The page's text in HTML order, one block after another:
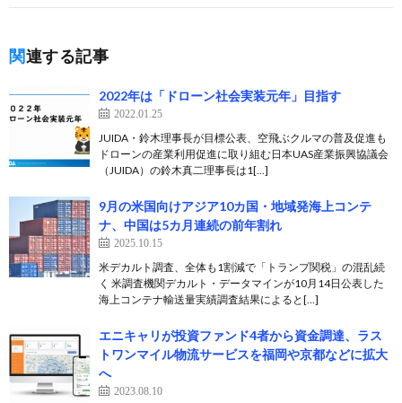
関連する記事
2022年は「ドローン社会実装元年」目指す
2022.01.25
JUIDA・鈴木理事長が目標公表、空飛ぶクルマの普及促進も
ドローンの産業利用促進に取り組む日本UAS産業振興協議会
（JUIDA）の鈴木真二理事長は1[…]
9月の米国向けアジア10カ国・地域発海上コンテ
ナ、中国は5カ月連続の前年割れ
2025.10.15
米デカルト調査、全体も1割減で「トランプ関税」の混乱続
く 米調査機関デカルト・データマインが10月14日公表した
海上コンテナ輸送量実績調査結果によると[…]
エニキャリが投資ファンド4者から資金調達、ラス
トワンマイル物流サービスを福岡や京都などに拡大
へ
2023.08.10